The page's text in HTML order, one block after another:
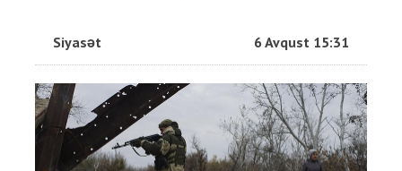
Siyasət 6 Avqust 15:31